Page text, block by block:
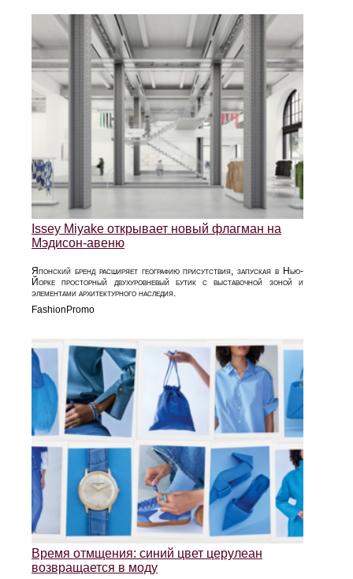
Issey Miyake открывает новый флагман на
Мэдисон-авеню
Японский бренд расширяет географию присутствия, запуская в Нью-
Йорке просторный двухуровневый бутик с выставочной зоной и
элементами архитектурного наследия.
FashionPromo
Время отмщения: синий цвет церулеан
возвращается в моду